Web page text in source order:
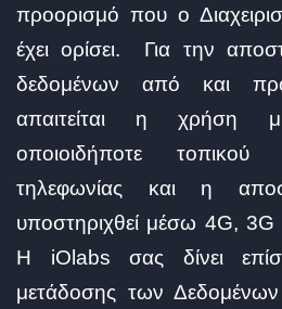
προορισμό που ο
έχει ορίσει. Για την
δεδομένων από και
απαιτείται η χρήση
οποιοιδήποτε τοπικού
τηλεφωνίας και η
υποστηριχθεί μέσω 4G,
Η iOlabs σας δίνει
μετάδοσης των